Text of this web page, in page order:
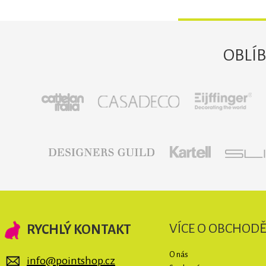
RYCHLÝ KONTAKT
info@pointshop.cz
VÍCE O OBCHODĚ
O nás